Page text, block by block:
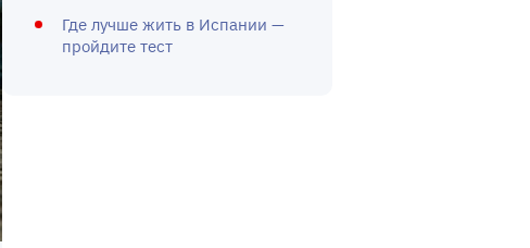
Где лучше жить в Испании —
пройдите тест